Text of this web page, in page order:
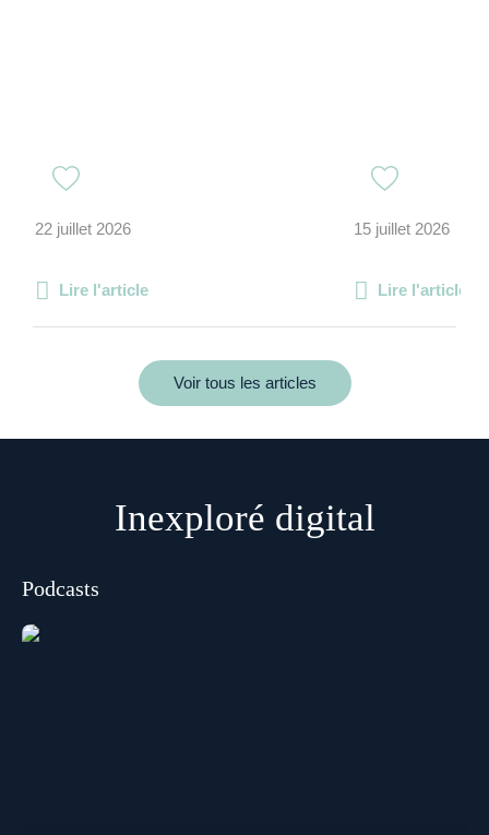
22 juillet 2026
Lire l'article
15 juillet 2026
Lire l'article
Voir tous les articles
Inexploré digital
Podcasts